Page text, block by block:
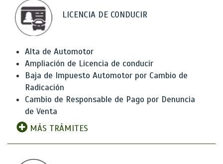
LICENCIA DE CONDUCIR
Alta de Automotor
Ampliación de Licencia de conducir
Baja de Impuesto Automotor por Cambio de
Radicación
Cambio de Responsable de Pago por Denuncia
de Venta
MÁS TRÁMITES